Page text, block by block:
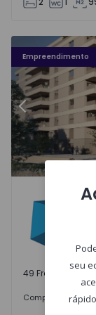
Empreendimento
Fachada
Anterior
Águas
49 Frações
Comprar desde
seu